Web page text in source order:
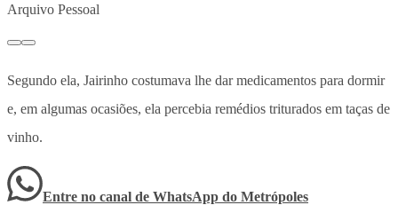
Arquivo Pessoal
Segundo ela, Jairinho costumava lhe dar medicamentos para dormir
e, em algumas ocasiões, ela percebia remédios triturados em taças de
vinho.
Entre no canal de WhatsApp do Metrópoles